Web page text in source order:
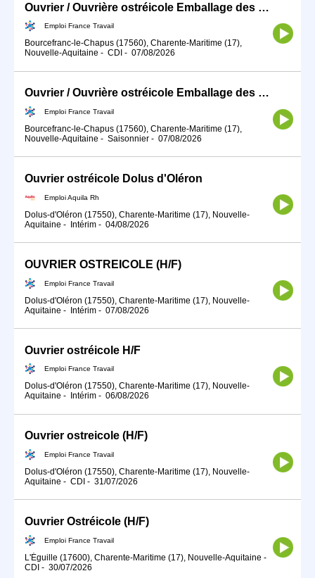
Ouvrier / Ouvrière ostréicole Emballage des huitres (H/F)
Emploi France Travail
Bourcefranc-le-Chapus (17560), Charente-Maritime (17),
Nouvelle-Aquitaine - CDI - 07/08/2026
Ouvrier / Ouvrière ostréicole Emballage des huitres (H/F)
Emploi France Travail
Bourcefranc-le-Chapus (17560), Charente-Maritime (17),
Nouvelle-Aquitaine - Saisonnier - 07/08/2026
Ouvrier ostréicole Dolus d'Oléron
Emploi Aquila Rh
Dolus-d'Oléron (17550), Charente-Maritime (17), Nouvelle-
Aquitaine - Intérim - 04/08/2026
OUVRIER OSTREICOLE (H/F)
Emploi France Travail
Dolus-d'Oléron (17550), Charente-Maritime (17), Nouvelle-
Aquitaine - Intérim - 07/08/2026
Ouvrier ostréicole H/F
Emploi France Travail
Dolus-d'Oléron (17550), Charente-Maritime (17), Nouvelle-
Aquitaine - Intérim - 06/08/2026
Ouvrier ostreicole (H/F)
Emploi France Travail
Dolus-d'Oléron (17550), Charente-Maritime (17), Nouvelle-
Aquitaine - CDI - 31/07/2026
Ouvrier Ostréicole (H/F)
Emploi France Travail
L'Éguille (17600), Charente-Maritime (17), Nouvelle-Aquitaine -
CDI - 30/07/2026